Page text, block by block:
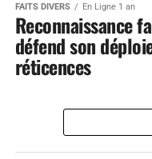
FAITS DIVERS En Ligne 1 an
Reconnaissance
défend son
réticences